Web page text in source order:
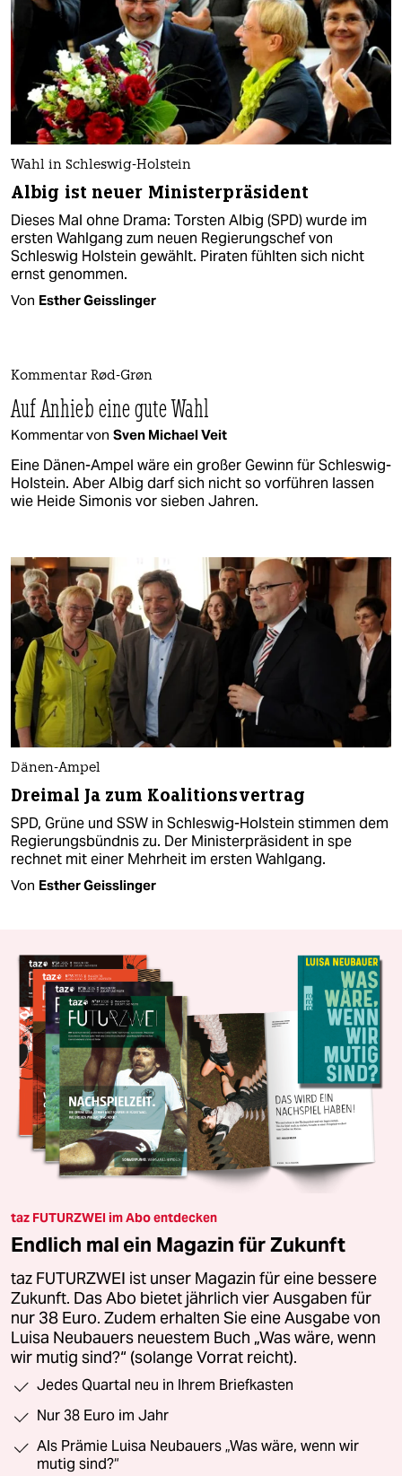
Wahl in Schleswig-Holstein
Albig ist neuer Ministerpräsident
Dieses Mal ohne Drama: Torsten Albig (SPD) wurde im
ersten Wahlgang zum neuen Regierungschef von
Schleswig Holstein gewählt. Piraten fühlten sich nicht
ernst genommen.
Von Esther Geisslinger
Kommentar Rød-Grøn
Auf Anhieb eine gute Wahl
Kommentar von Sven Michael Veit
Eine Dänen-Ampel wäre ein großer Gewinn für Schleswig-
Holstein. Aber Albig darf sich nicht so vorführen lassen
wie Heide Simonis vor sieben Jahren.
Dänen-Ampel
Dreimal Ja zum Koalitionsvertrag
SPD, Grüne und SSW in Schleswig-Holstein stimmen dem
Regierungsbündnis zu. Der Ministerpräsident in spe
rechnet mit einer Mehrheit im ersten Wahlgang.
Von Esther Geisslinger
taz FUTURZWEI im Abo entdecken
Endlich mal ein Magazin für Zukunft
taz FUTURZWEI ist unser Magazin für eine bessere
Zukunft. Das Abo bietet jährlich vier Ausgaben für
nur 38 Euro. Zudem erhalten Sie eine Ausgabe von
Luisa Neubauers neuestem Buch „Was wäre, wenn
wir mutig sind?“ (solange Vorrat reicht).
Jedes Quartal neu in Ihrem Briefkasten
Nur 38 Euro im Jahr
Als Prämie Luisa Neubauers „Was wäre, wenn wir
mutig sind?“